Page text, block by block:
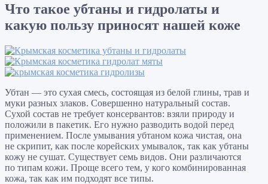
Что такое убтаны и гидролаты и
какую пользу приносят нашей коже
Убтан — это сухая смесь, состоящая из белой глины, трав и
муки разных злаков. Совершенно натуральный состав.
Сухой состав не требует консервантов: взяли природу и
положили в пакетик. Его нужно разводить водой перед
применением. После умывания убтаном кожа чистая, она
не скрипит, как после корейских умывалок, так как убтаны
кожу не сушат. Существует семь видов. Они различаются
по типам кожи. Проще всего тем, у кого комбинированная
кожа, так как им подходят все типы.